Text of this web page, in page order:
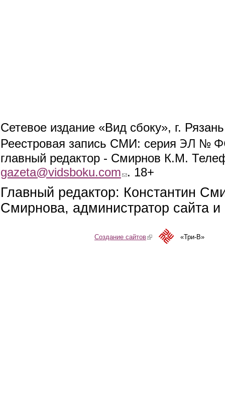
Сетевое издание «Вид сбоку», г.
Реестровая запись СМИ: серия ЭЛ №
главный редактор - Смирнов К.М.
gazeta@vidsboku.com (link sends e-mail)
. 18+
Главный редактор: Константин
Смирнова, администратор сайта
Создание сайтов(link is external)«Три-В»